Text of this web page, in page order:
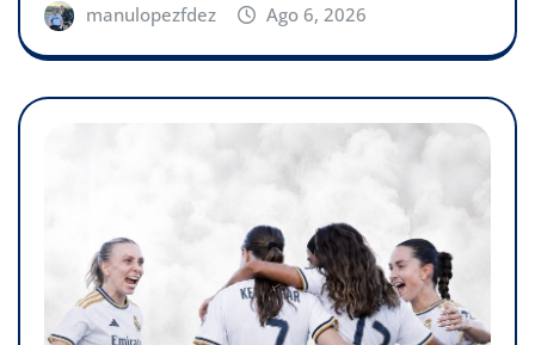
manulopezfdez Ago 6, 2026